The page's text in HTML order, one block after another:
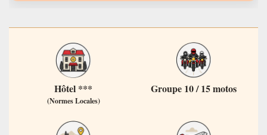
Hôtel ***
(Normes Locales)
Groupe 10 / 15 motos